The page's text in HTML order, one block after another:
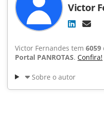
Victor
Victor Fernandes tem 6059
Portal PANROTAS. Confira!
Sobre o autor